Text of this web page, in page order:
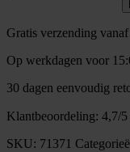
Gratis verzending
Op werkdagen voor
30 dagen eenvoudig
Klantbeoordeling: 4,7/
SKU: 71371